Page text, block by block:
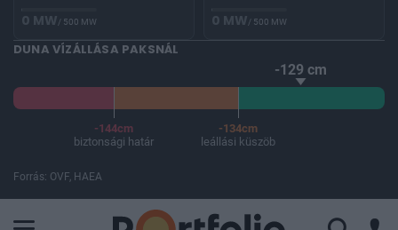
0 MW/ 500 MW 0 MW/ 500 MW
DUNA VÍZÁLLÁSA PAKSNÁL
-129 cm
-144cm
biztonsági határ
-134cm
leállási küszöb
Forrás: OVF, HAEA